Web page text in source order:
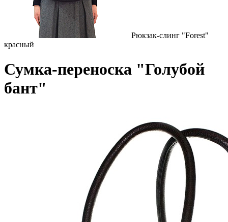
Рюкзак-слинг "Forest"
красный
Сумка-переноска "Голубой
бант"